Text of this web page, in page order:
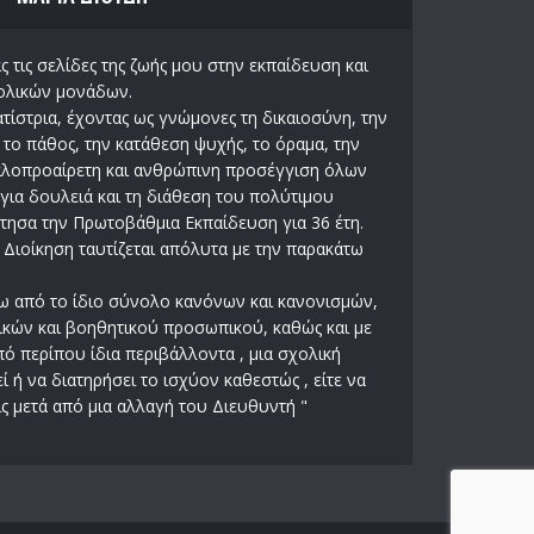
σελίδες της ζωής μου στην εκπαίδευση και
μονάδων.
έχοντας ως γνώμονες τη δικαιοσύνη, την
το πάθος, την κατάθεση ψυχής, το όραμα, την
και ανθρώπινη προσέγγιση όλων
δουλειά και τη διάθεση του πολύτιμου
την Πρωτοβάθμια Εκπαίδευση για 36 έτη.
ταυτίζεται απόλυτα με την παρακάτω
από το ίδιο σύνολο κανόνων και κανονισμών,
και βοηθητικού προσωπικού, καθώς και με
περίπου ίδια περιβάλλοντα , μια σχολική
ή να διατηρήσει το ισχύον καθεστώς , είτε να
μετά από μια αλλαγή του Διευθυντή "